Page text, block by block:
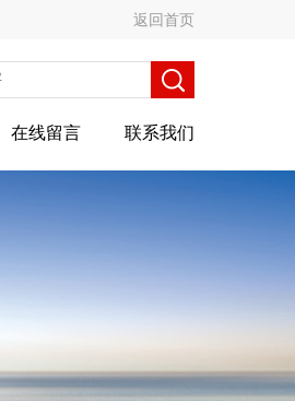
返回首页
在线留言 联系我们